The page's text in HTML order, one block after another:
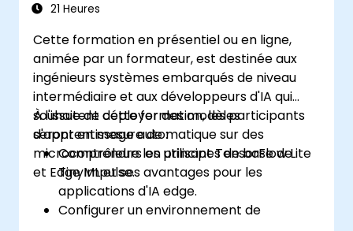
21 Heures
Cette formation en présentiel ou en ligne,
animée par un formateur, est destinée aux
ingénieurs systèmes embarqués de niveau
intermédiaire et aux développeurs d'IA qui
souhaitent déployer des modèles
d'apprentissage automatique sur des
microcontrôleurs en utilisant TensorFlow Lite
et Edge Impulse.
À l'issue de cette formation, les participants
seront en mesure de :
Comprendre les principes de base de
TinyML et ses avantages pour les
applications d'IA edge.
Configurer un environnement de